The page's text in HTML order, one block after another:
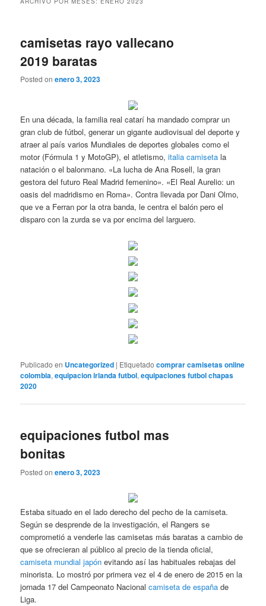
camisetas rayo vallecano
2019 baratas
Posted onenero 3, 2023
En una década, la familia real catarí ha mandado comprar un
gran club de fútbol, generar un gigante audiovisual del deporte y
atraer al país varios Mundiales de deportes globales como el
motor (Fórmula 1 y MotoGP), el atletismo,italia camiseta la
natación o el balonmano. «La lucha de Ana Rosell, la gran
gestora del futuro Real Madrid femenino». «El Real Aurelio: un
oasis del madridismo en Roma». Contra llevada por Dani Olmo,
que ve a Ferran por la otra banda, le centra el balón pero el
disparo con la zurda se va por encima del larguero.
Publicado en Uncategorized | Etiquetado comprar camisetas online
colombia,equipacion irlanda futbol,equipaciones futbol chapas
2020
equipaciones futbol mas
bonitas
Posted onenero 3, 2023
Estaba situado en el lado derecho del pecho de la camiseta.
Según se desprende de la investigación, el Rangers se
comprometió a venderle las camisetas más baratas a cambio de
que se ofrecieran al público al precio de la tienda oficial,
camiseta mundial japón evitando así las habituales rebajas del
minorista. Lo mostró por primera vez el 4 de enero de 2015 en la
jornada 17 del Campeonato Nacionalcamiseta de españa de
Liga.